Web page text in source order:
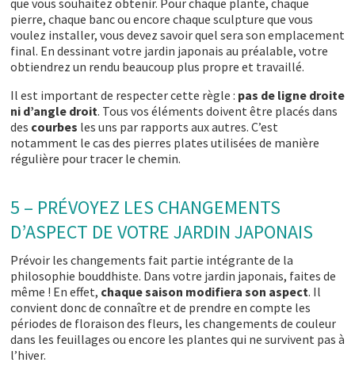
que vous souhaitez obtenir. Pour chaque plante, chaque
pierre, chaque banc ou encore chaque sculpture que vous
voulez installer, vous devez savoir quel sera son emplacement
final. En dessinant votre jardin japonais au préalable, votre
obtiendrez un rendu beaucoup plus propre et travaillé.
Il est important de respecter cette règle : pas de ligne droite
ni d’angle droit. Tous vos éléments doivent être placés dans
des courbes les uns par rapports aux autres. C’est
notamment le cas des pierres plates utilisées de manière
régulière pour tracer le chemin.
5 – PRÉVOYEZ LES CHANGEMENTS
D’ASPECT DE VOTRE JARDIN JAPONAIS
Prévoir les changements fait partie intégrante de la
philosophie bouddhiste. Dans votre jardin japonais, faites de
même ! En effet, chaque saison modifiera son aspect. Il
convient donc de connaître et de prendre en compte les
périodes de floraison des fleurs, les changements de couleur
dans les feuillages ou encore les plantes qui ne survivent pas à
l’hiver.